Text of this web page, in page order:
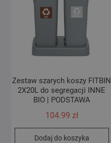
Zestaw szarych koszy FITBIN
2X20L do segregacji INNE
BIO | PODSTAWA
104.99 zł
Dodaj do koszyka